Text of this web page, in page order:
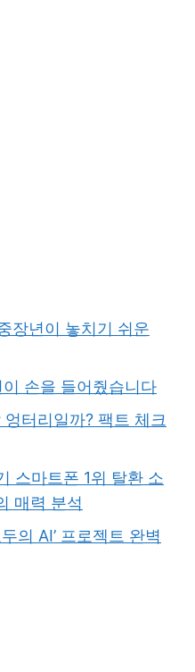
장년이 놓치기 쉬운
손을 들어줬습니다
터리일까? 팩트 체크
스마트폰 1위 탈환 소
매력 분석
의 AI’ 프로젝트 완벽